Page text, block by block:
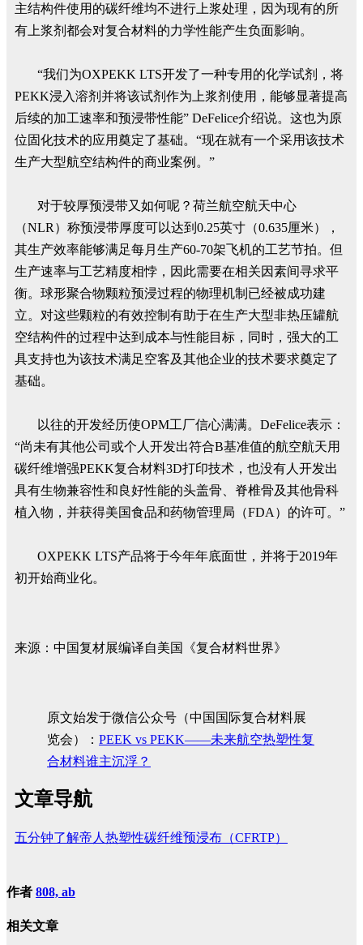
主结构件使用的碳纤维均不进行上浆处理，因为现有的所
有上浆剂都会对复合材料的力学性能产生负面影响。
“我们为OXPEKK LTS开发了一种专用的化学试剂，将
PEKK浸入溶剂并将该试剂作为上浆剂使用，能够显著提高
后续的加工速率和预浸带性能” DeFelice介绍说。这也为原
位固化技术的应用奠定了基础。“现在就有一个采用该技术
生产大型航空结构件的商业案例。”
对于较厚预浸带又如何呢？荷兰航空航天中心
（NLR）称预浸带厚度可以达到0.25英寸（0.635厘米），
其生产效率能够满足每月生产60-70架飞机的工艺节拍。但
生产速率与工艺精度相悖，因此需要在相关因素间寻求平
衡。球形聚合物颗粒预浸过程的物理机制已经被成功建
立。对这些颗粒的有效控制有助于在生产大型非热压罐航
空结构件的过程中达到成本与性能目标，同时，强大的工
具支持也为该技术满足空客及其他企业的技术要求奠定了
基础。
以往的开发经历使OPM工厂信心满满。DeFelice表示：
“尚未有其他公司或个人开发出符合B基准值的航空航天用
碳纤维增强PEKK复合材料3D打印技术，也没有人开发出
具有生物兼容性和良好性能的头盖骨、脊椎骨及其他骨科
植入物，并获得美国食品和药物管理局（FDA）的许可。”
OXPEKK LTS产品将于今年年底面世，并将于2019年
初开始商业化。
来源：中国复材展编译自美国《复合材料世界》
原文始发于微信公众号（中国国际复合材料展
览会）： PEEK vs PEKK——未来航空热塑性复
合材料谁主沉浮？
文章导航
五分钟了解帝人热塑性碳纤维预浸布（CFRTP）
作者 808, ab
相关文章